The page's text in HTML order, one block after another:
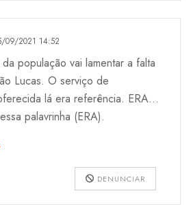
09/2021 14:52
população vai lamentar a falta
Lucas. O serviço de
lá era referência. ERA...
palavrinha (ERA).
DENUNCIAR